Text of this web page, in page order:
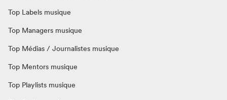
Top Labels musique
Top Managers musique
Top Médias / Journalistes musique
Top Mentors musique
Top Playlists musique